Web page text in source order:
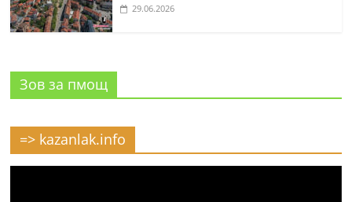
29.06.2026
Зов за пмощ
=> kazanlak.info